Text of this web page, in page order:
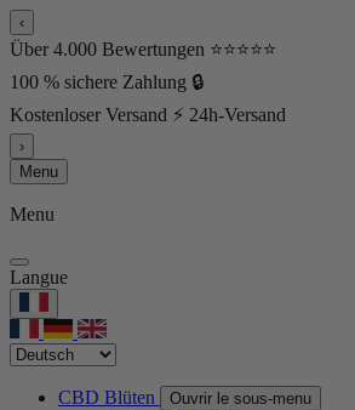
‹
Über 4.000 Bewertungen ⭐⭐⭐⭐⭐
100 % sichere Zahlung 🔒
Kostenloser Versand ⚡ 24h-Versand
›
Menu
Menu
Langue
CBD Blüten Ouvrir le sous-menu